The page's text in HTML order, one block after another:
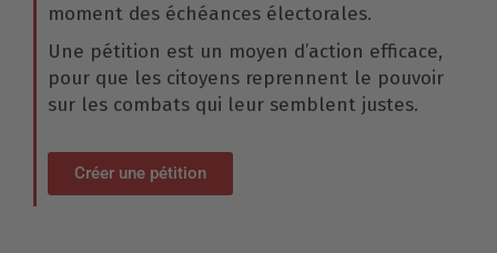
moment des échéances électorales.
Une pétition est un moyen d’action efficace,
pour que les citoyens reprennent le pouvoir
sur les combats qui leur semblent justes.
Créer une pétition